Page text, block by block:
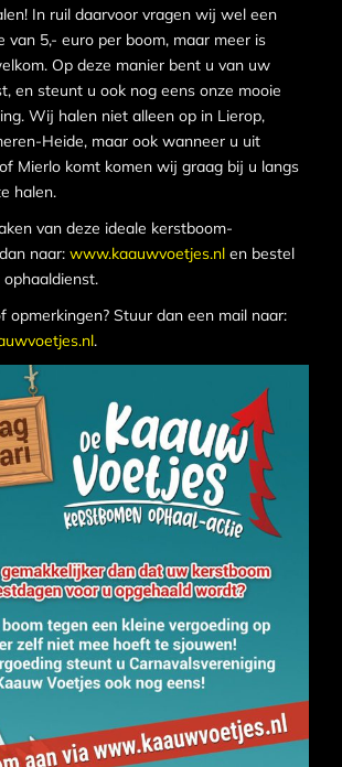
In ruil daarvoor vragen wij wel een
van 5,- euro per boom, maar meer is
Op deze manier bent u van uw
en steunt u ook nog eens onze mooie
Wij halen niet alleen op in Lierop,
Heide, maar ook wanneer u uit
Mierlo komt komen wij graag bij u langs
halen.
van deze ideale kerstboom-
naar: www.kaauwvoetjes.nl en bestel
opmerkingen? Stuur dan een mail naar:
.